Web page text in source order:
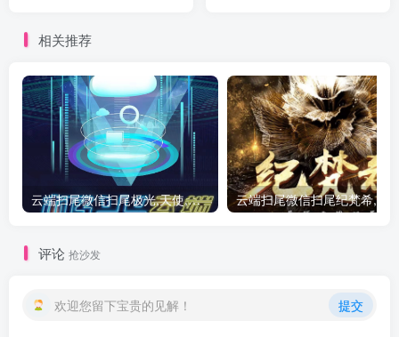
相关推荐
云端扫尾微信扫尾极光,天使,格力,新百伦双号正版点数点卡授权充值
评论 抢沙发
欢迎您留下宝贵的见解！ 提交